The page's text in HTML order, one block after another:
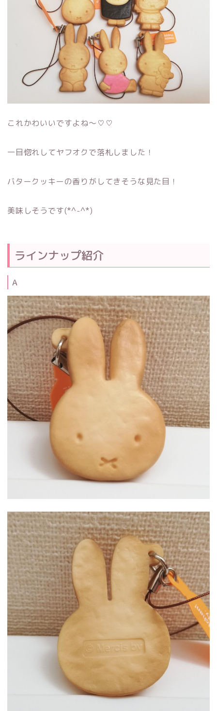
これかわいいですよね～♡♡
一目惚れしてヤフオクで落札しました！
バタークッキーの香りがしてきそうな見た目！
美味しそうです(*^-^*)
ラインナップ紹介
A